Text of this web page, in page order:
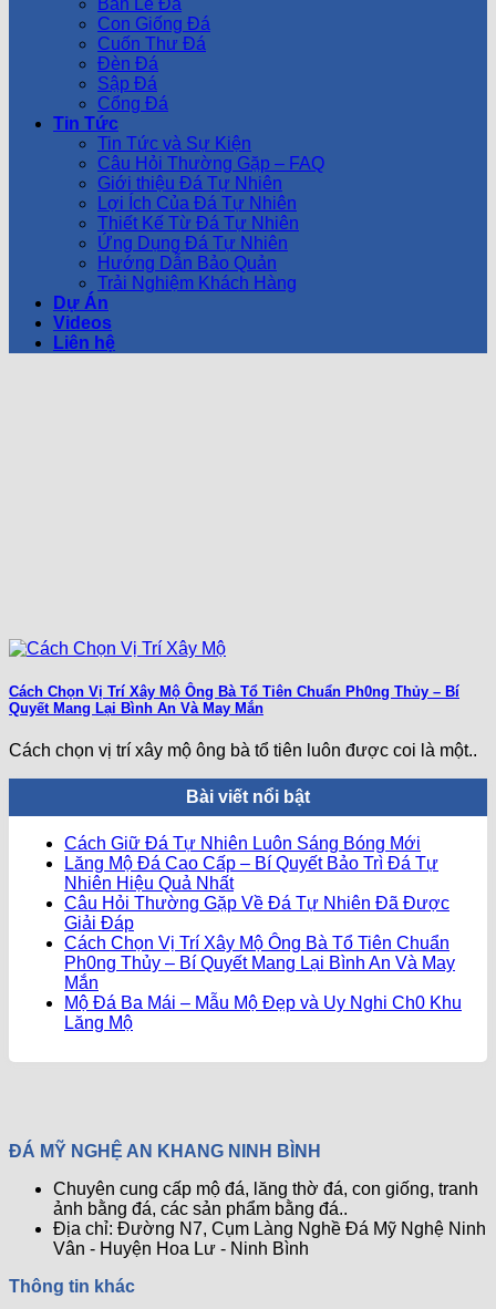
Bàn Lễ Đá
Con Giống Đá
Cuốn Thư Đá
Đèn Đá
Sập Đá
Cổng Đá
Tin Tức
Tin Tức và Sự Kiện
Câu Hỏi Thường Gặp – FAQ
Giới thiệu Đá Tự Nhiên
Lợi Ích Của Đá Tự Nhiên
Thiết Kế Từ Đá Tự Nhiên
Ứng Dụng Đá Tự Nhiên
Hướng Dẫn Bảo Quản
Trải Nghiệm Khách Hàng
Dự Án
Videos
Liên hệ
Cách Chọn Vị Trí Xây Mộ Ông Bà Tổ Tiên Chuẩn Ph0ng Thủy – Bí
Quyết Mang Lại Bình An Và May Mắn
Cách chọn vị trí xây mộ ông bà tổ tiên luôn được coi là một..
Bài viết nổi bật
Cách Giữ Đá Tự Nhiên Luôn Sáng Bóng Mới
có
luận
Cách
Giữ
Tự
Sáng
Lăng Mộ Đá Cao Cấp – Bí Quyết Bảo Trì Đá Tự
Nhiên Hiệu Quả NhấtKhông
có
luận
ở
Mộ
Cấp
Bảo
Trì
Đá
Tự
Nhiên
Hiệu
Quả
Câu Hỏi Thường Gặp Về Đá Tự Nhiên Đã Được
Giải ĐápKhông
có
bình
ở
Câu
Thường
Tự
Nhiên
Được
Giải
Đáp
Cách Chọn Vị Trí Xây Mộ Ông Bà Tổ Tiên Chuẩn
Ph0ng Thủy – Bí Quyết Mang Lại Bình An Và May
Mắn
có
bình
ở
Trí
Xây
Mộ
Ông
Bà
Tổ
Tiên
Chuẩn
Mộ Đá Ba Mái – Mẫu Mộ Đẹp và Uy Nghi Ch0 Khu
Lăng MộKhông
bình
Đá
Ba
–
Mẫu
Mộ
Đẹp
và
ĐÁ MỸ NGHỆ AN KHANG NINH BÌNH
Chuyên cung cấp mộ đá, lăng thờ đá, con giống, tranh
ảnh bằng đá, các sản phẩm bằng đá..
Địa chỉ: Đường N7, Cụm Làng Nghề Đá Mỹ Nghệ Ninh
Vân - Huyện Hoa Lư - Ninh Bình
Thông tin khác